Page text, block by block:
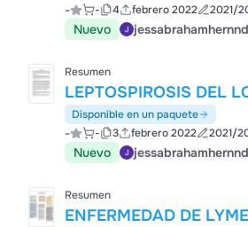
- - 4 febrero 2022 2021/
Nuevo
Resumen
LEPTOSPIROSIS DEL
Disponible en un paquete
- - 3 febrero 2022 2021/
Nuevo
Resumen
ENFERMEDAD DE